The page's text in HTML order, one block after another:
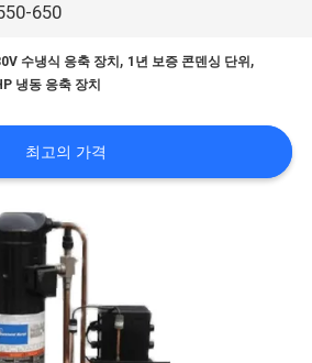
650
수냉식 응축 장치 , 1년 보증 콘덴싱 단위 ,
냉동 응축 장치
최고의 가격